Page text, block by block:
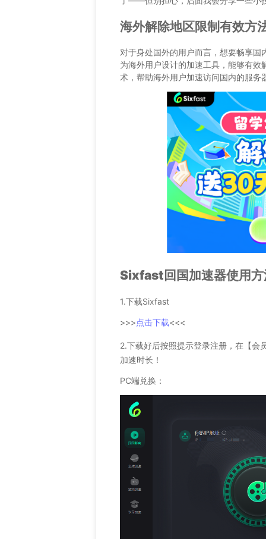
海外解除地区限制有效方
对于身处国外的用户而言，想要畅享
为海外用户设计的加速工具，能够有
术，帮助海外用户加速访问国内的服
Sixfast回国加速器使用方
1.下载Sixfast
>>>点击下载<<<
2.下载好后按照提示登录注册，在【会
加速时长！
PC端兑换：